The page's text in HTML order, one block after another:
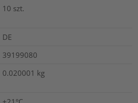
10 szt.
DE
39199080
0.020001 kg